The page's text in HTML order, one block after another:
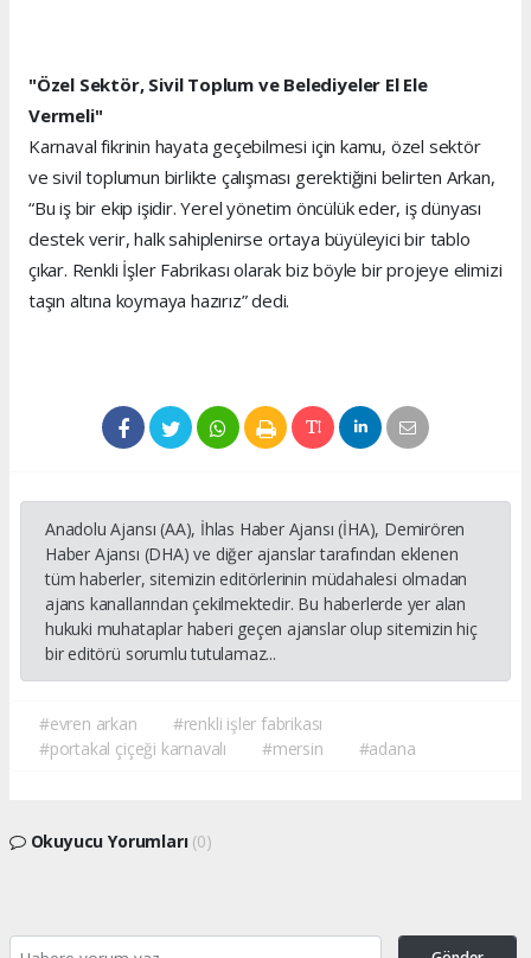
"Özel Sektör, Sivil Toplum ve Belediyeler El Ele
Vermeli"
Karnaval fikrinin hayata geçebilmesi için kamu, özel sektör
ve sivil toplumun birlikte çalışması gerektiğini belirten Arkan,
“Bu iş bir ekip işidir. Yerel yönetim öncülük eder, iş dünyası
destek verir, halk sahiplenirse ortaya büyüleyici bir tablo
çıkar. Renkli İşler Fabrikası olarak biz böyle bir projeye elimizi
taşın altına koymaya hazırız” dedi.
Anadolu Ajansı (AA), İhlas Haber Ajansı (İHA), Demirören
Haber Ajansı (DHA) ve diğer ajanslar tarafından eklenen
tüm haberler, sitemizin editörlerinin müdahalesi olmadan
ajans kanallarından çekilmektedir. Bu haberlerde yer alan
hukuki muhataplar haberi geçen ajanslar olup sitemizin hiç
bir editörü sorumlu tutulamaz...
#evren arkan
#renkli işler fabrikası
#portakal çiçeği karnavalı
#mersin #adana
Okuyucu Yorumları (0)